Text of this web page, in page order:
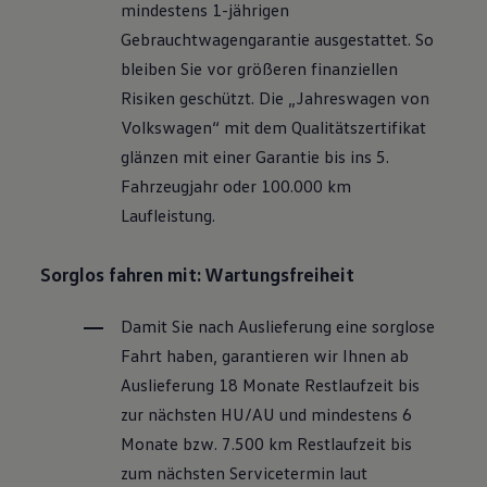
Motorenöl und Flüssigkeiten
Räder und Reifen
Pannen- und Unfallhilfe
Economy Service
Volkswagen Teile
Modellspezifisches Zubehör
Schutz und Pflege
Entertainment und Elektronik
Individualisieren
Wallbox und Ladekabel
Dienste für Ihr Modell finden
Volkswagen Apps, Login und Shop
Updates für Software, Karten und Radio
Über Ihr Auto
Vorgängermodelle
Kundeninformationen
Volkswagen Kundenbetreuung
Warn- und Kontrollleuchten
Assistenzsysteme
Digitale Betriebsanleitung
mindestens 1-jährigen
Gebrauchtwagengarantie ausgestattet. So
bleiben Sie vor größeren finanziellen
Risiken geschützt. Die „Jahreswagen von
Volkswagen“ mit dem Qualitätszertifikat
glänzen mit einer Garantie bis ins 5.
Fahrzeugjahr oder 100.000 km
Laufleistung.
Sorglos fahren mit: Wartungsfreiheit
Damit Sie nach Auslieferung eine sorglose
Fahrt haben, garantieren wir Ihnen ab
Auslieferung 18 Monate Restlaufzeit bis
zur nächsten HU/AU und mindestens 6
Monate bzw. 7.500 km Restlaufzeit bis
zum nächsten Servicetermin laut